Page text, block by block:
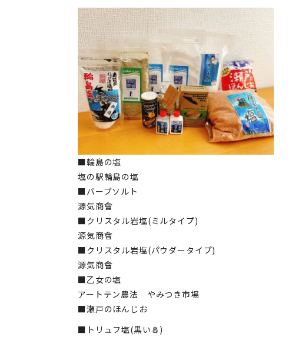
■輪島の塩
塩の駅輪島の塩
■バーブソルト
源気商會
■クリスタル岩塩(ミルタイプ)
源気商會
■クリスタル岩塩(パウダータイプ)
源気商會
■乙女の塩
アートテン農法 やみつき市場
■瀬戸のほんじお
■トリュフ塩(黒い🧂)